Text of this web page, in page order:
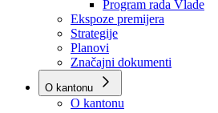
Vlada
Poslovnik
Program rada Vlade
Ekspoze premijera
Strategije
Planovi
Značajni dokumenti